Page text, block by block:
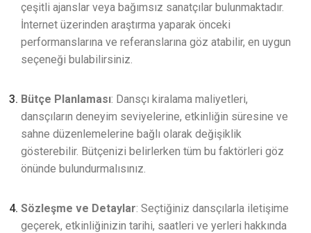
çeşitli ajanslar veya bağımsız sanatçılar bulunmaktadır.
İnternet üzerinden araştırma yaparak önceki
performanslarına ve referanslarına göz atabilir, en uygun
seçeneği bulabilirsiniz.
Bütçe Planlaması: Dansçı kiralama maliyetleri,
dansçıların deneyim seviyelerine, etkinliğin süresine ve
sahne düzenlemelerine bağlı olarak değişiklik
gösterebilir. Bütçenizi belirlerken tüm bu faktörleri göz
önünde bulundurmalısınız.
Sözleşme ve Detaylar: Seçtiğiniz dansçılarla iletişime
geçerek, etkinliğinizin tarihi, saatleri ve yerleri hakkında